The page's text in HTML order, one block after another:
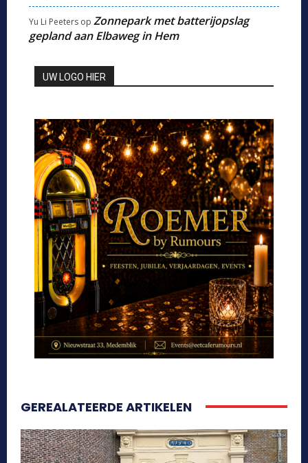
Yu Li Peeters op Zonnepark met batterijopslag
gepland aan Elbaweg in Hem
UW LOGO HIER
GEREALATEERDE ARTIKELEN